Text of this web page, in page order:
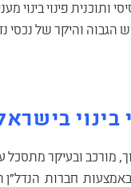
פינוי בינוי
והיקר של נכסי
מורכב ובעיקר מתסכל
חברות הנדל"ן